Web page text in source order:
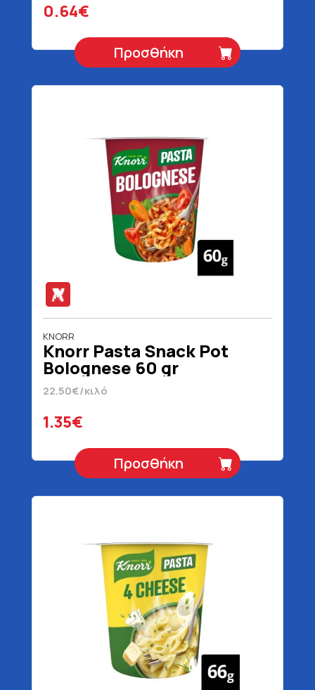
0.64€
Προσθήκη
KNORR
Knorr Pasta Snack Pot
Bolognese 60 gr
22.50€/κιλό
1.35€
Προσθήκη